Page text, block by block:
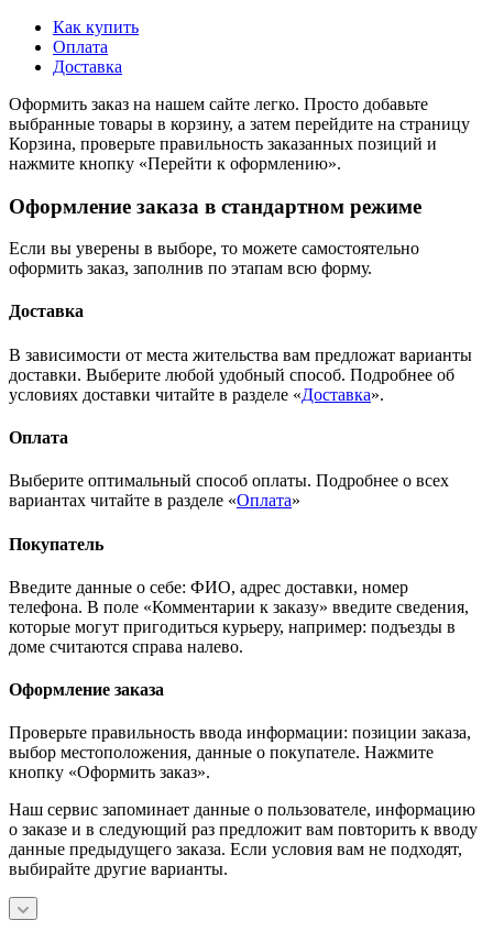
Как купить
Оплата
Доставка
Оформить заказ на нашем сайте легко. Просто добавьте
выбранные товары в корзину, а затем перейдите на страницу
Корзина, проверьте правильность заказанных позиций и
нажмите кнопку «Перейти к оформлению».
Оформление заказа в стандартном режиме
Если вы уверены в выборе, то можете самостоятельно
оформить заказ, заполнив по этапам всю форму.
Доставка
В зависимости от места жительства вам предложат варианты
доставки. Выберите любой удобный способ. Подробнее об
условиях доставки читайте в разделе «Доставка».
Оплата
Выберите оптимальный способ оплаты. Подробнее о всех
вариантах читайте в разделе «Оплата»
Покупатель
Введите данные о себе: ФИО, адрес доставки, номер
телефона. В поле «Комментарии к заказу» введите сведения,
которые могут пригодиться курьеру, например: подъезды в
доме считаются справа налево.
Оформление заказа
Проверьте правильность ввода информации: позиции заказа,
выбор местоположения, данные о покупателе. Нажмите
кнопку «Оформить заказ».
Наш сервис запоминает данные о пользователе, информацию
о заказе и в следующий раз предложит вам повторить к вводу
данные предыдущего заказа. Если условия вам не подходят,
выбирайте другие варианты.